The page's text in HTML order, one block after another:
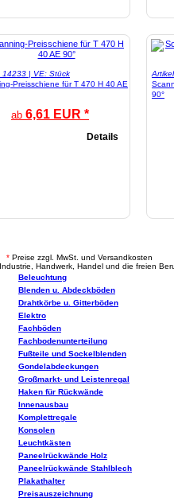
14233 | VE: Stück
Preisschiene für T 470 H 40 AE
ab 6,61 EUR *
Details
90°
* Preise zzgl. MwSt. und Versandkosten
Handwerk, Handel und die freien
Beleuchtung
Blenden u. Abdeckböden
Drahtkörbe u. Gitterböden
Elektro
Fachböden
Fachbodenunterteilung
Fußteile und Sockelblenden
Gondelabdeckungen
Großmarkt- und Leistenregal
Haken für Rückwände
Innenausbau
Komplettregale
Konsolen
Leuchtkästen
Paneelrückwände Holz
Paneelrückwände Stahlblech
Plakathalter
Preisauszeichnung